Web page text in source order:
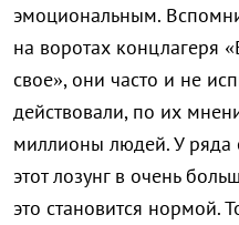
эмоциональным.
на воротах концлагеря
свое», они часто и не
действовали, по их
миллионы людей. У ряда
этот лозунг в очень
это становится нормой.